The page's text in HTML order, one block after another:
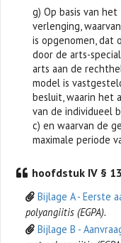
g) Op basis van
verlenging,
is opgenomen, dat
door de arts-
arts aan de
model is
besluit, waarin het
van de individueel
c) en waarvan de
maximale periode
hoofdstuk IV §
Bijlage A - Eerste
polyangiitis (EGPA).
Bijlage B -